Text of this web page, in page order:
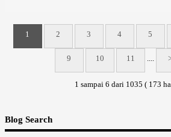
1 2 3 4 5
9 10 11 ....
1 sampai 6 dari 1035 ( 173
Blog Search